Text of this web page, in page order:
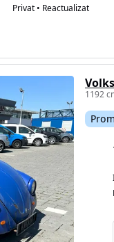
Privat • Reactualizat
1192